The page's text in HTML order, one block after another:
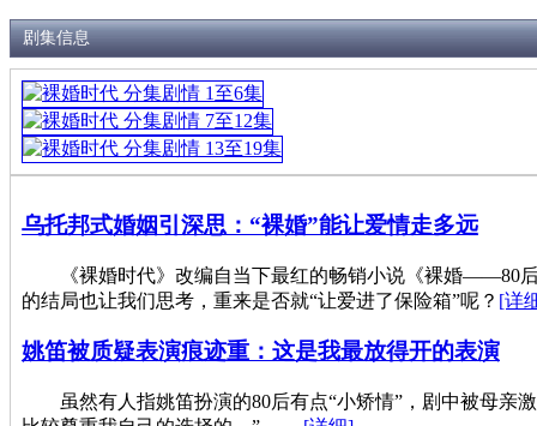
剧集信息
乌托邦式婚姻引深思：“裸婚”能让爱情走多远
《裸婚时代》改编自当下最红的畅销小说《裸婚——80后
的结局也让我们思考，重来是否就“让爱进了保险箱”呢？ [详
姚笛被质疑表演痕迹重：这是我最放得开的表演
虽然有人指姚笛扮演的80后有点“小矫情”，剧中被母亲